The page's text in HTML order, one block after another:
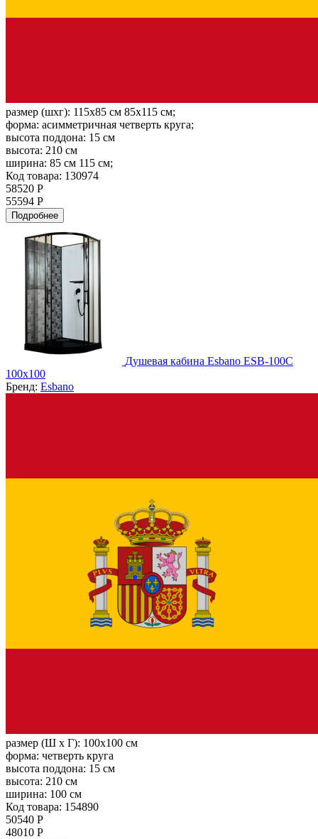
размер (шхг): 115x85 см 85x115 см;
форма: асимметричная четверть круга;
высота поддона: 15 см
высота: 210 см
ширина: 85 см 115 см;
Код товара: 130974
58520 Р
55594 Р
Подробнее
Душевая кабина Esbano ESB-100C
100х100
Бренд: Esbano
размер (Ш х Г): 100x100 см
форма: четверть круга
высота поддона: 15 см
высота: 210 см
ширина: 100 см
Код товара: 154890
50540 Р
48010 Р